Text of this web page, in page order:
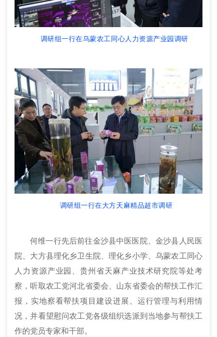
调研组一行在乌蒙农工同心人力资源产业园调研
调研组一行在大方天麻精品超市调研
何维一行先后前往金沙县中医医院、金沙县人民医
院、大方县理化乡卫生院、理化乡小学、乌蒙农工同心
人力资源产业园、贵州省天麻产业技术研究院等处考
察，听取农工党河北省委会、山东省委会的帮扶工作汇
报，实地察看帮扶项目建设进展、运行管理与利用情
况，并看望慰问农工党各级组织选派到当地参与帮扶工
作的党员专家和干部。